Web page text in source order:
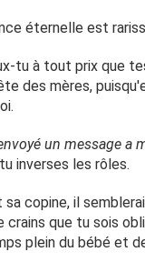
à vivre sans eux
retrouver comme
calme depuis que je
encore son
il ne lui manque
méchante comme
moi je n'ai pas le
éternelle est
tu à tout prix que
des mères,
un message a
inverses les rôles.
copine, il
que tu sois
plein du bébé et